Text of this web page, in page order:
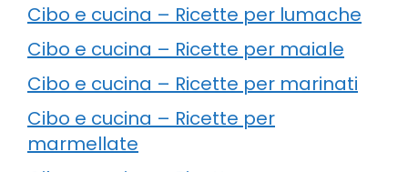
Cibo e cucina – Ricette per lumache
Cibo e cucina – Ricette per maiale
Cibo e cucina – Ricette per marinati
Cibo e cucina – Ricette per
marmellate